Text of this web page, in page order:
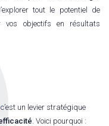
tout le potentiel de
objectifs en résultats
c’est un levier stratégique
. Voici pourquoi :